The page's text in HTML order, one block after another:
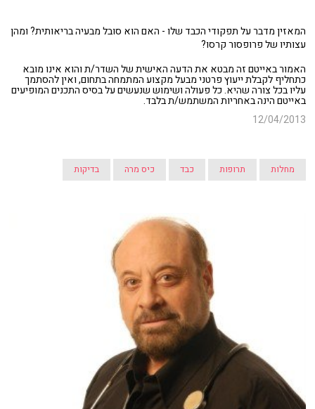
המאזין מדבר על תפקודי הכבד שלו - האם הוא סובל מבעיה בריאותית? ומהן
עצותיו של פרופסור קרסו?
האמור באייטם זה מבטא את הדעה האישית של השדר/ת והוא אינו מובא
כתחליף לקבלת ייעוץ פרטני מבעל מקצוע המתמחה בתחום, ואין להסתמך
עליו בכל צורה שהיא. כל פעולה ושימוש שנעשים על בסיס התכנים המופיעים
באייטם הינה באחריות המשתמש/ת בלבד.
12/04/2013
מחלות תרופות כבד כיס מרה בדיקות